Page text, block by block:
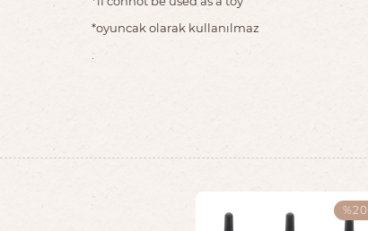
*oyuncak olarak kullanılmaz
.
%20